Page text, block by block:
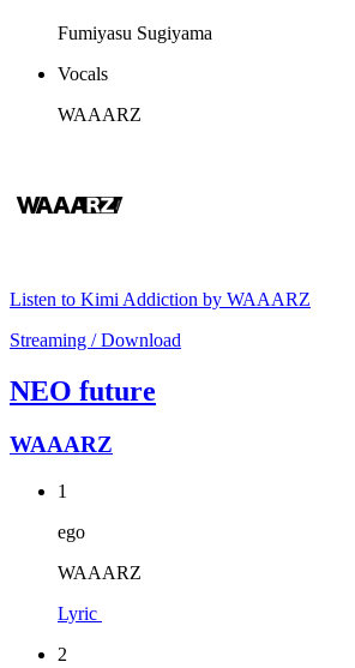
Fumiyasu Sugiyama
Vocals
WAAARZ
Listen to Kimi Addiction by WAAARZ
Streaming / Download
NEO future
WAAARZ
1
ego
WAAARZ
Lyric
2